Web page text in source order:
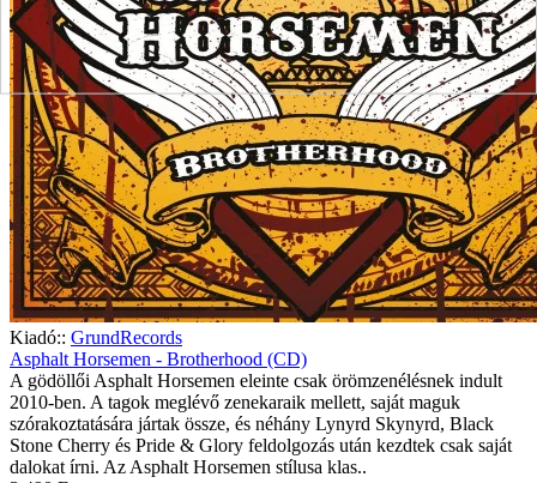
Kiadó:: GrundRecords
Asphalt Horsemen - Brotherhood (CD)
A gödöllői Asphalt Horsemen eleinte csak örömzenélésnek indult
2010-ben. A tagok meglévő zenekaraik mellett, saját maguk
szórakoztatására jártak össze, és néhány Lynyrd Skynyrd, Black
Stone Cherry és Pride & Glory feldolgozás után kezdtek csak saját
dalokat írni. Az Asphalt Horsemen stílusa klas..